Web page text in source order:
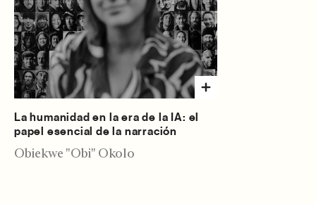
La humanidad en la era de la IA: el
papel esencial de la narración
Obiekwe "Obi" Okolo